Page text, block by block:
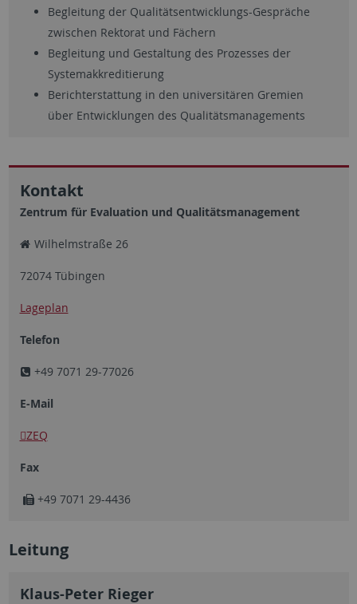
Begleitung der Qualitätsentwicklungs-Gespräche
zwischen Rektorat und Fächern
Begleitung und Gestaltung des Prozesses der
Systemakkreditierung
Berichterstattung in den universitären Gremien
über Entwicklungen des Qualitätsmanagements
Kontakt
Zentrum für Evaluation und Qualitätsmanagement
Wilhelmstraße 26
72074 Tübingen
Lageplan
Telefon
+49 7071 29-77026
E-Mail
ZEQ
Fax
+49 7071 29-4436
Leitung
Klaus-Peter Rieger